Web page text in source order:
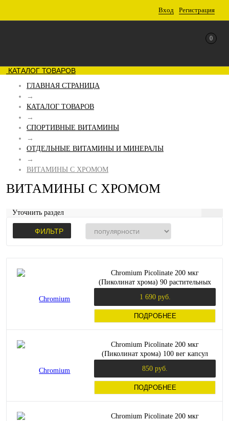
Вход Регистрация
0
КАТАЛОГ ТОВАРОВ
ГЛАВНАЯ СТРАНИЦА
→
КАТАЛОГ ТОВАРОВ
→
СПОРТИВНЫЕ ВИТАМИНЫ
→
ОТДЕЛЬНЫЕ ВИТАМИНЫ И МИНЕРАЛЫ
→
ВИТАМИНЫ С ХРОМОМ
ВИТАМИНЫ С ХРОМОМ
Уточнить раздел
ФИЛЬТР
Chromium Picolinate 200 мкг
(Пиколинат хрома) 90 растительных
1 690 руб.
ПОДРОБНЕЕ
Chromium Picolinate 200 мкг
(Пиколинат хрома) 100 вег капсул
850 руб.
ПОДРОБНЕЕ
Chromium Picolinate 200 мкг